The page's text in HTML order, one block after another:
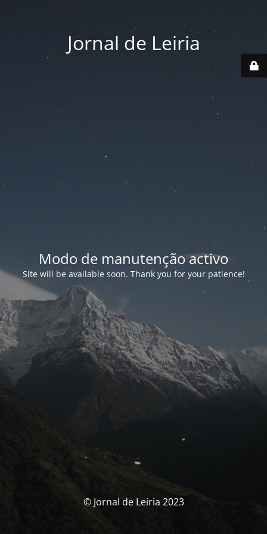
Jornal de Leiria
Modo de manutenção activo
Site will be available soon. Thank you for your patience!
© Jornal de Leiria 2023